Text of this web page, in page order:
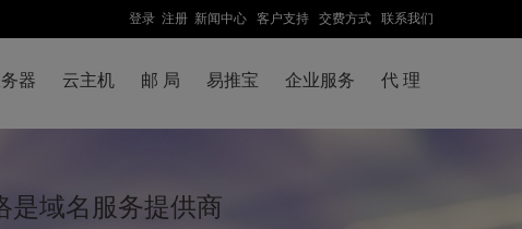
登录 注册 新闻中心 客户支持 交费方式 联系我们
器 云主机 邮 局 易推宝 企业服务 代 理
是域名服务提供商